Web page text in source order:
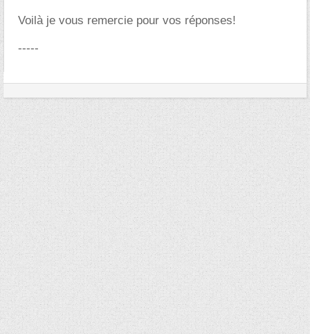
Voilà je vous remercie pour vos réponses!
-----